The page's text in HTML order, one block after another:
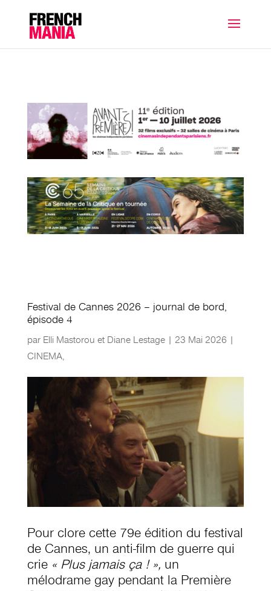
Festival de Cannes 2026 – journal de bord,
épisode 4
par Elli Mastorou et Diane Lestage| 23 Mai 2026 |
CINEMA,
Pour clore cette 79e édition du festival
de Cannes, un anti-film de guerre qui
crie « Plus jamais ça ! », un
mélodrame gay pendant la Première